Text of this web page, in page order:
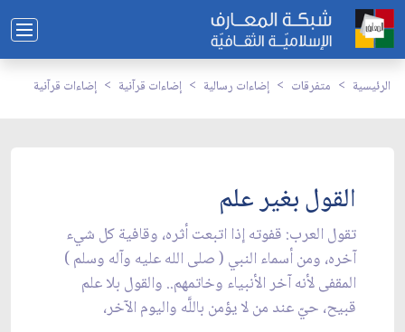
الرئيسية متفرقات إضاءات رسالية إضاءات قرآنية إضاءات قرآنية
القول بغير علم
تقول العرب: قفوته إذا اتبعت أثره، وقافية كل شيء
آخره، ومن أسماء النبي ( صلى الله عليه وآله وسلم )
المقفى لأنه آخر الأنبياء وخاتمهم.. والقول بلا علم
قبيح، حيّ عند من لا يؤمن باللَّه واليوم الآخر،